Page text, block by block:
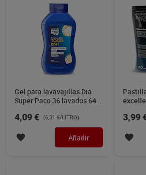
Gel para lavavajillas Dia
Super Paco 36 lavados 648
4,09 € (6,31 €/LITRO)
Añadir
3,99